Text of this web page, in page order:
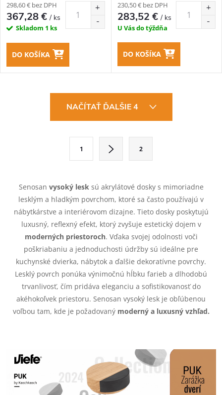
298,60 € bez DPH
367,28 €/ ks
Skladom 1 ks
DO KOŠÍKA
230,50 € bez DPH
283,52 €/ ks
U Vás do týždňa
DO KOŠÍKA
NAČÍTAŤ ĎALŠIE 4
1 2
Senosan vysoký lesksú akrylátové dosky s mimoriadne
lesklým a hladkým povrchom, ktoré sa často používajú v
nábytkárstve a interiérovom dizajne. Tieto dosky poskytujú
luxusný, reflexný efekt, ktorý zvyšuje estetický dojem v
moderných priestoroch. Vďaka svojej odolnosti voči
poškriabaniu a jednoduchosti údržby sú ideálne pre
kuchynské dvierka, nábytok a ďalšie dekoratívne povrchy.
Lesklý povrch ponúka výnimočnú hĺbku farieb a dlhodobú
trvanlivosť, čím pridáva eleganciu a sofistikovanosť do
akéhokoľvek priestoru. Senosan vysoký lesk je obľúbenou
voľbou tam, kde je požadovaný moderný a luxusný vzhľad.